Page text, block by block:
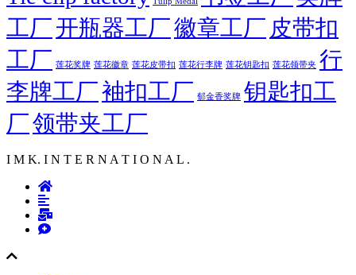
工厂开瓶器工厂徽章工厂 皮带扣
工厂 莲花奖牌 莲花徽章 莲花皮带扣 莲花行李牌 莲花钥匙扣 莲花领带夹 行
李牌工厂袖扣工厂 郁金香奖牌 钥匙扣工
厂领带夹工厂
I M K. I N T E R N A T I O N A L .